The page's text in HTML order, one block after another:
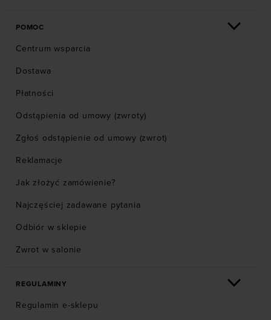
POMOC
Centrum wsparcia
Dostawa
Płatności
Odstąpienia od umowy (zwroty)
Zgłoś odstąpienie od umowy (zwrot)
Reklamacje
Jak złożyć zamówienie?
Najczęściej zadawane pytania
Odbiór w sklepie
Zwrot w salonie
REGULAMINY
Regulamin e-sklepu